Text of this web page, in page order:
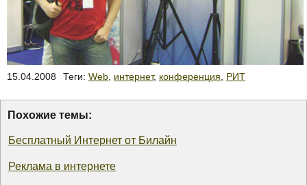
15.04.2008 Теги: Web интернет, конференция РИТ
Похожие темы:
Бесплатный Интернет от Билайн
Реклама в интернете